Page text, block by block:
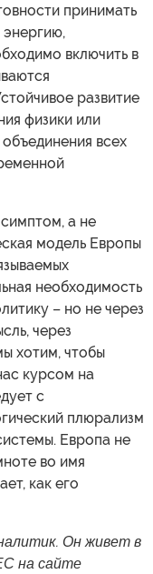
принимать
энергию,
включить в
развитие
физики или
всех
а не
модель Европы
необходимость
– но не через
через
хотим, чтобы
курсом на
с
плюрализм
Европа не
во имя
как его
Он живет в
на сайте